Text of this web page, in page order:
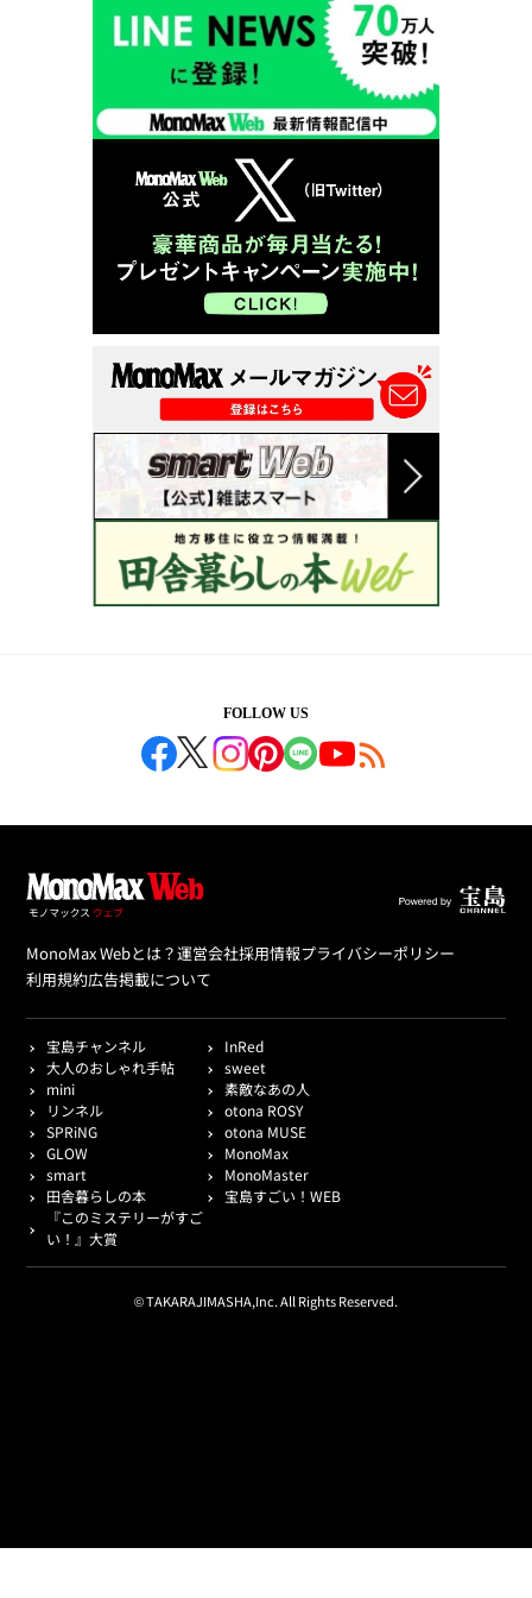
FOLLOW US
MonoMax Webとは？運営会社採用情報プライバシーポリシー
利用規約広告掲載について
宝島チャンネル
InRed
大人のおしゃれ手帖
sweet
mini
素敵なあの人
リンネル
otona ROSY
SPRiNG
otona MUSE
GLOW
MonoMax
smart
MonoMaster
田舎暮らしの本
宝島すごい！WEB
『このミステリーがすご
い！』大賞
© TAKARAJIMASHA,Inc. All Rights Reserved.